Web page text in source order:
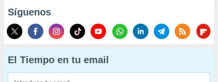
Síguenos
El Tiempo en tu email